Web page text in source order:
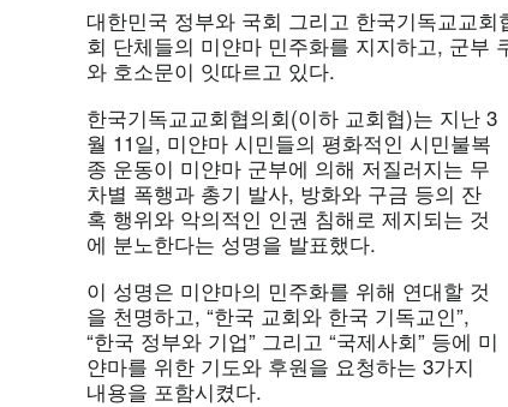
대한민국 정부와 국회 그리고 한국기독교교
회 단체들의 미얀마 민주화를 지지하고, 군부
와 호소문이 잇따르고 있다.
한국기독교교회협의회(이하 교회협)는 지난 3
월 11일, 미얀마 시민들의 평화적인 시민불복
종 운동이 미얀마 군부에 의해 저질러지는 무
차별 폭행과 총기 발사, 방화와 구금 등의 잔
혹 행위와 악의적인 인권 침해로 제지되는 것
에 분노한다는 성명을 발표했다.
이 성명은 미얀마의 민주화를 위해 연대할 것
을 천명하고, “한국 교회와 한국 기독교인”,
“한국 정부와 기업” 그리고 “국제사회” 등에 미
얀마를 위한 기도와 후원을 요청하는 3가지
내용을 포함시켰다.